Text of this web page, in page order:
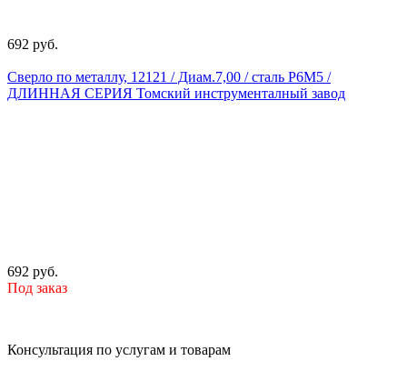
692 руб.
Сверло по металлу, 12121 / Диам.7,00 / сталь Р6М5 /
ДЛИННАЯ СЕРИЯ Томский инструменталный завод
692 руб.
Под заказ
Консультация по услугам и товарам